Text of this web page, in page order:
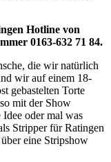
Hotline von
0163-632 71 84.
die wir natürlich
wir auf einem 18-
gebastelten Torte
mit der Show
Idee oder mal was
Stripper für Ratingen
über eine Stripshow